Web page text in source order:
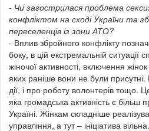
- Чи загострилася проблема
конфліктом на сході України та
переселенців із зони АТО?
- Вплив збройного конфлікту
боку, в цій екстремальній ситуації
жіночої активності, включення
яких раніше вони не були присутні.
дії, і про роботу волонтерів тощо.
яка громадська активність є більш
Україні. Жінкам складніше
управління, а тут – ініціатива